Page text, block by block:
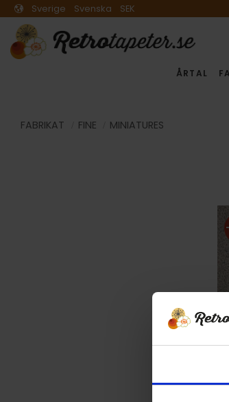
Sverige Svenska SEK
ÅRTAL
FABRIKAT FINE MINIATURES